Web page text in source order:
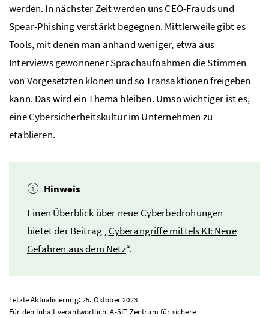
werden. In nächster Zeit werden unsCEO-Frauds und
Spear-Phishingverstärkt begegnen. Mittlerweile gibt es
Tools, mit denen man anhand weniger, etwa aus
Interviews gewonnener Sprachaufnahmen die Stimmen
von Vorgesetzten klonen und so Transaktionen freigeben
kann. Das wird ein Thema bleiben. Umso wichtiger ist es,
eine Cybersicherheitskultur im Unternehmen zu
etablieren.
Hinweis
Einen Überblick über neue Cyberbedrohungen
bietet der Beitrag „Cyberangriffe mittels KI: Neue
Gefahren aus dem Netz“.
Letzte Aktualisierung: 25. Oktober 2023
Für den Inhalt verantwortlich: A-SIT Zentrum für sichere